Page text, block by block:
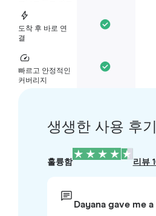
도착 후 바로 연
결
빠르고 안정적인
커버리지
생생한 사용 후기
훌륭함 리뷰
Dayana gave me